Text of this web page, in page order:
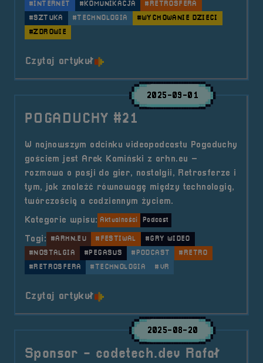
#INTERNET
#KOMUNIKACJA
#RETROSFERA
#SZTUKA
#TECHNOLOGIA
#WYCHOWANIE DZIECI
#ZDROWIE
Czytaj artykuło tytule POGADUCHY #23
2025-09-01
POGADUCHY #21
W najnowszym odcinku videopodcastu Pogaduchy
gościem jest Arek Kamiński z arhn.eu –
rozmowa o pasji do gier, nostalgii, Retrosferze i
tym, jak znaleźć równowagę między technologią,
twórczością a codziennym życiem.
Kategorie wpisu: Aktualności Podcast
Tagi: #ARHN.EU #FESTIWAL
#GRY WIDEO
#NOSTALGIA
#PEGASUS #PODCAST
#RETRO
#RETROSFERA
#TECHNOLOGIA #VR
Czytaj artykuło tytule POGADUCHY #21
2025-08-20
Sponsor - codetech.dev Rafał